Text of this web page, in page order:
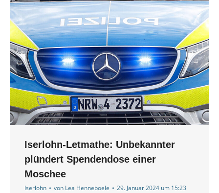
Iserlohn-Letmathe: Unbekannter
plündert Spendendose einer
Moschee
Iserlohn von Lea Henneboele 29. Januar 2024 um 15:23